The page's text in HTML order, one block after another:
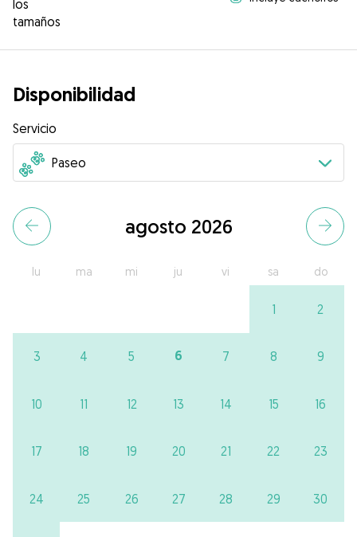
los
tamaños
Disponibilidad
Servicio
agosto 2026
lu ma mi ju vi sa do
1 2
3 4 5 6 7 8 9
10 11 12 13 14 15 16
17 18 19 20 21 22 23
24 25 26 27 28 29 30